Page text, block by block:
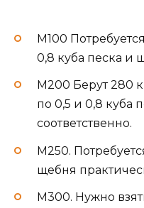
М100
0,8 куба песка и
М200 Берут 280
по 0,5 и 0,8 куба
соответственно.
М250.
щебня
М300. Нужно